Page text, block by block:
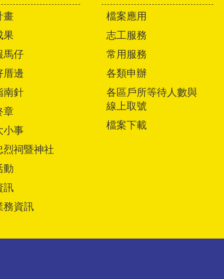
畫
果
馬仔
厝邊
南針
章
小事
烈祠暨神社
動
訊
務資訊
檔案應用
志工服務
常用服務
各類申辦
各區戶所等待人數與
線上取號
檔案下載